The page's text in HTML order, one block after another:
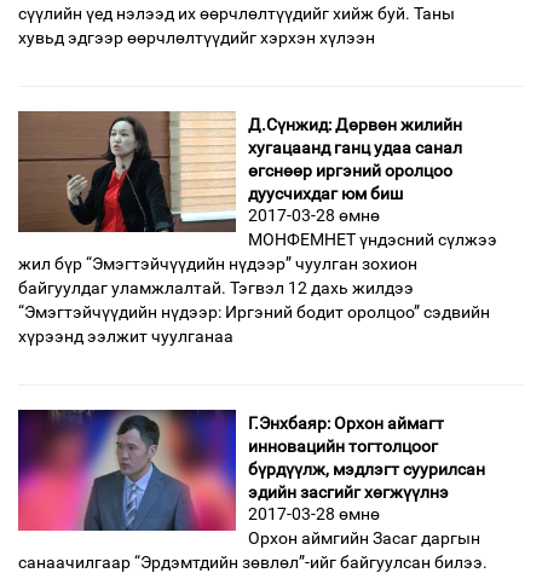
сүүлийн үед нэлээд их өөрчлөлтүүдийг хийж буй. Таны
хувьд эдгээр өөрчлөлтүүдийг хэрхэн хүлээн
Д.Сүнжид: Дөрвөн жилийн
хугацаанд ганц удаа санал
өгснөөр иргэний оролцоо
дуусчихдаг юм биш
2017-03-28 өмнө
МОНФЕМНЕТ үндэсний сүлжээ
жил бүр “Эмэгтэйчүүдийн нүдээр” чуулган зохион
байгуулдаг уламжлалтай. Тэгвэл 12 дахь жилдээ
“Эмэгтэйчүүдийн нүдээр: Иргэний бодит оролцоо” сэдвийн
хүрээнд ээлжит чуулганаа
Г.Энхбаяр: Орхон аймагт
инновацийн тогтолцоог
бүрдүүлж, мэдлэгт суурилсан
эдийн засгийг хөгжүүлнэ
2017-03-28 өмнө
Орхон аймгийн Засаг даргын
санаа­чил­гаар “Эрдэмтдийн зөвлөл”-ийг бай­гуул­сан билээ.